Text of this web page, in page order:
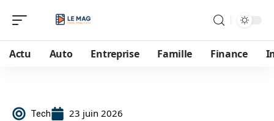
Actu Auto Entreprise Famille Finance
Tech 23 juin 2026